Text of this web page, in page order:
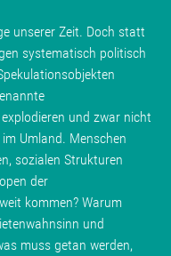
unserer Zeit. Doch statt
systematisch politisch
und zwar nicht
Umland. Menschen
sozialen Strukturen
der
kommen? Warum
und
muss getan werden,